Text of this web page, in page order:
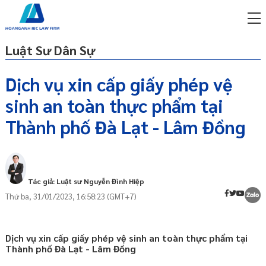
Luật Sư Dân Sự
Dịch vụ xin cấp giấy phép vệ
sinh an toàn thực phẩm tại
Thành phố Đà Lạt - Lâm Đồng
Tác giả: Luật sư Nguyễn Đình Hiệp
Thứ ba, 31/01/2023, 16:58:23 (GMT+7)
Dịch vụ xin cấp giấy phép vệ sinh an toàn thực phẩm tại
Thành phố Đà Lạt - Lâm Đồng
GIẤY PHÉP VỆ SINH AN TOÀN THỰC PHẨM
LÀ GÌ
ĐỐI TƯỢNG ĐƯỢC CẤP GIẤY PHÉP VỆ
SINH AN TOÀN THỰC PHẨM
CƠ QUAN TIẾP NHẬN HỒ SƠ XIN GIẤY
PHÉP VỆ SINH AN TOÀN THỰC PHẨM
phí qua zalo
sư trực tuyến online
ty/doanh nghiệp
gói
phí qua zalo
sư trực tuyến online
ty/doanh nghiệp